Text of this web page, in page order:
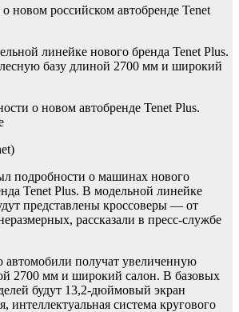
новом российском автобренде Tenet
линейке нового бренда Tenet Plus.
базу длиной 2700 мм и широкий
подробности о машинах нового
Tenet Plus. В модельной линейке
представлены кроссоверы — от
рассказали в пресс-службе
получат увеличенную
2700 мм и широкий салон. В базовых
будут 13,2-дюймовый экран
интеллектуальная система кругового